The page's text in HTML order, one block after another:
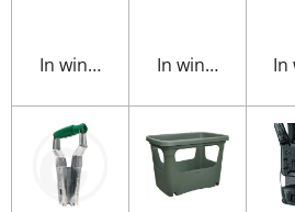
In winkelwagenIn winkelwagenIn